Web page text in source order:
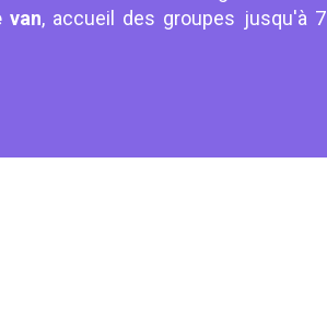
van, accueil des groupes jusqu'à 7